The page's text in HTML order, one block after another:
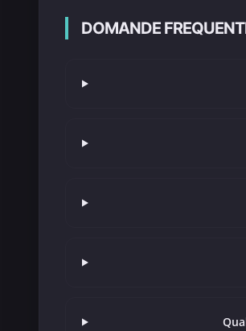
DOMANDE